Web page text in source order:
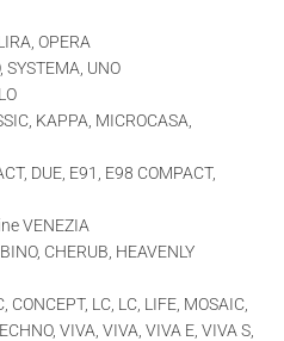
OPERA
UNO
KAPPA, MICROCASA,
DUE, E91, E98 COMPACT,
VENEZIA
CHERUB, HEAVENLY
LC, LC, LIFE, MOSAIC,
VIVA, VIVA, VIVA E, VIVA S,